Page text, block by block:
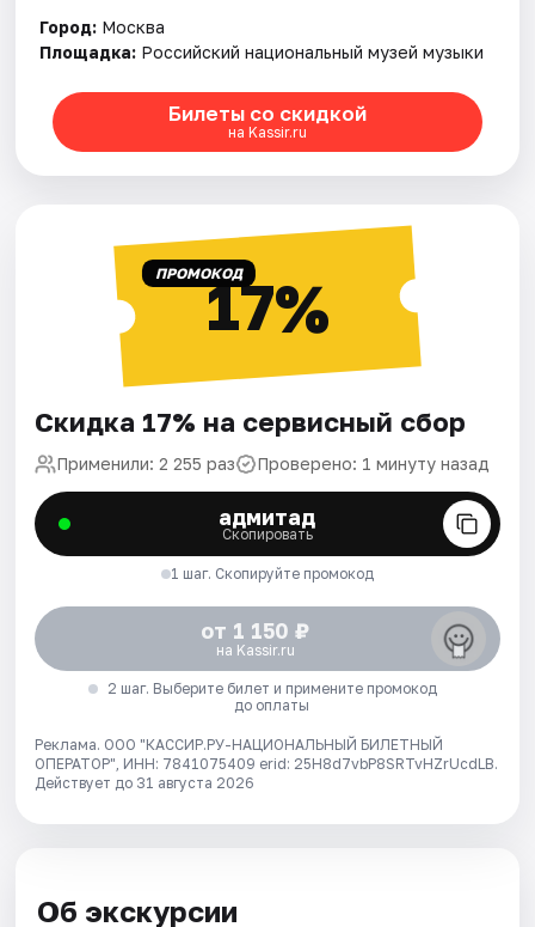
Город: Москва
Площадка: Российский национальный музей музыки
Билеты со скидкой
на Kassir.ru
ПРОМОКОД17%
Скидка 17% на сервисный сбор
Применили: 2 255 раз Проверено: 1 минуту назад
адмитад
Скопировать
1 шаг. Скопируйте промокод
от 1 150 ₽
на Kassir.ru
2 шаг. Выберите билет и примените промокод
до оплаты
Реклама. ООО "КАССИР.РУ-НАЦИОНАЛЬНЫЙ БИЛЕТНЫЙ
ОПЕРАТОР", ИНН: 7841075409 erid: 25H8d7vbP8SRTvHZrUcdLB.
Действует до 31 августа 2026
Об экскурсии